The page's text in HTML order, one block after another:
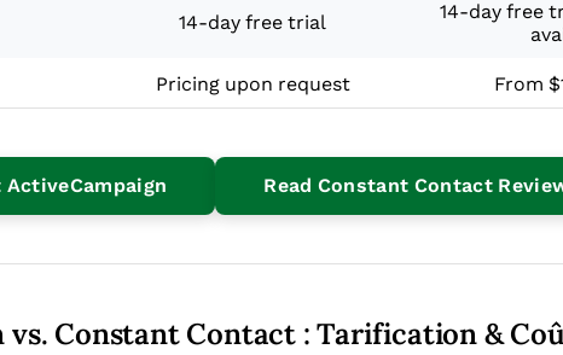
14-day free trial
14-day free
Pricing upon request From
Opens New Window
Read Constant Contact
vs. Constant Contact : Tarification &